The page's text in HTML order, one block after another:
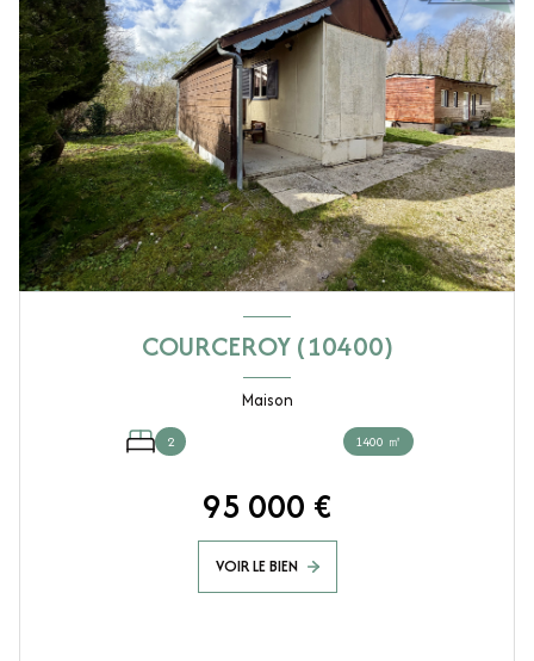
COURCEROY (10400)
Maison
2 1400 ㎡
95 000 €
VOIR LE BIEN